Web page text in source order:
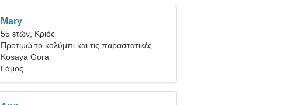
Mary
55 ετών, Κριός
Προτιμώ το κολύμπι και τις παραστατικές
τέχνες
Kosaya Gora
Γάμος